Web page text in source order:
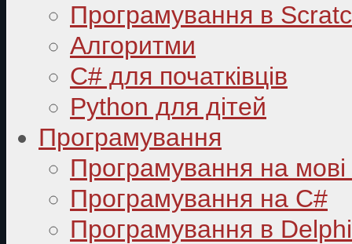
Програмування в
Алгоритми
C# для початківців
Python для дітей
Програмування
Програмування на
Програмування на C#
Програмування в Delphi